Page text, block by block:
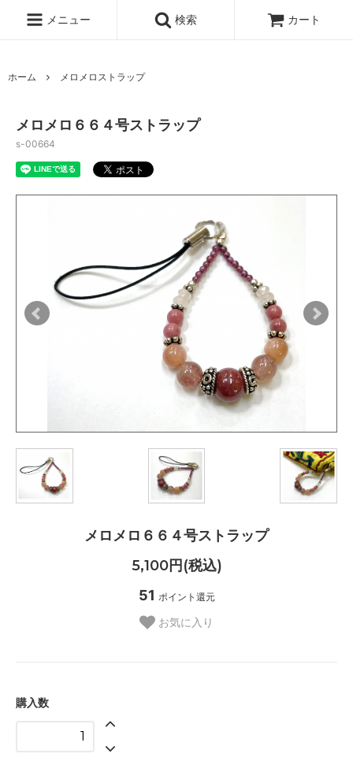
メニュー 検索 カート
ホーム メロメロストラップ
メロメロ６６４号ストラップ
s-00664
メロメロ６６４号ストラップ
5,100円(税込)
51 ポイント還元
お気に入り
購入数